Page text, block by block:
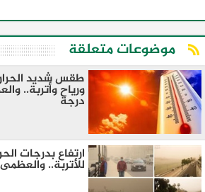
موضوعات متعلقة
طقس شديد
درجة
ارتفاع بدرجات
للأتربة.. والعظمى